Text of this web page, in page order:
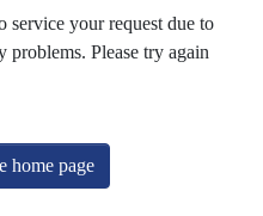
service your request due to
problems. Please try again
home page